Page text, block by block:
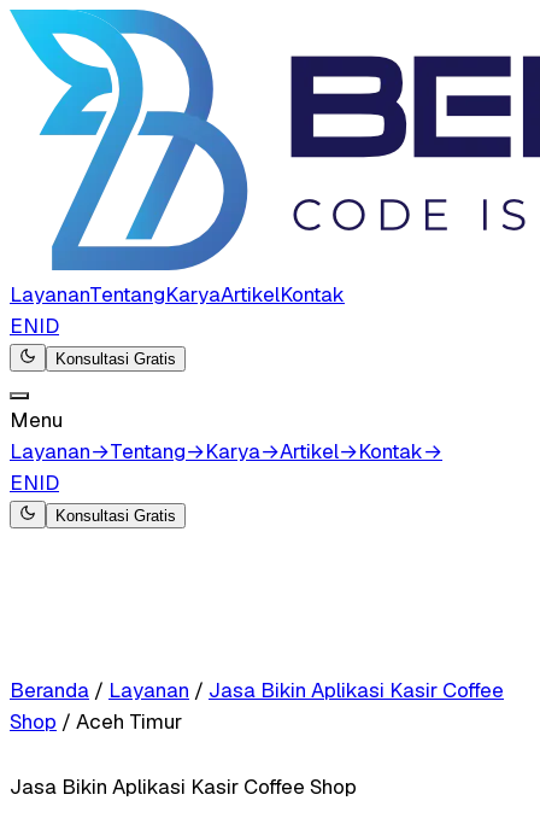
LayananTentangKaryaArtikelKontak
ENID
Konsultasi Gratis
Menu
Layanan→Tentang→Karya→Artikel→Kontak→
ENID
Konsultasi Gratis
Beranda / Layanan / Jasa Bikin Aplikasi Kasir Coffee
Shop / Aceh Timur
Jasa Bikin Aplikasi Kasir Coffee Shop